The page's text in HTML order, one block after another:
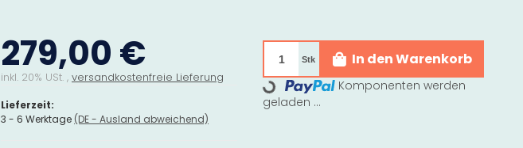
279,00 €
inkl. 20% USt. , versandkostenfreie Lieferung
Lieferzeit:
3 - 6 Werktage (DE - Ausland abweichend)
Stk In den Warenkorb
Loading...
Komponenten werden
geladen ...